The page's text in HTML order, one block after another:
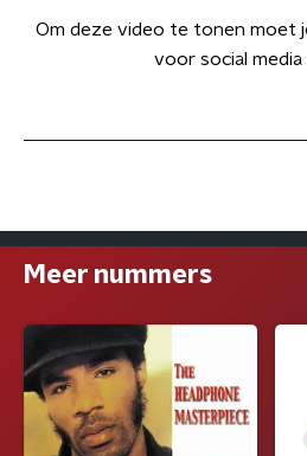
Om deze video te tonen moet
voor social media
Meer nummers